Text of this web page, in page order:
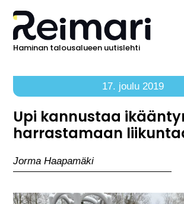
Haminan talousalueen uutislehti
17. joulu 2019
Upi kannustaa
harrastamaan
Jorma Haapamäki